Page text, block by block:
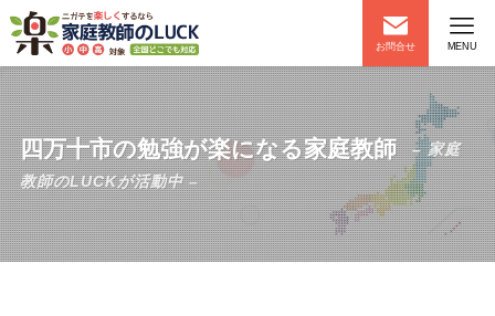
お問合せ MENU
四万十市の勉強が楽になる家庭教師
– 家庭
教師のLUCKが活動中 –